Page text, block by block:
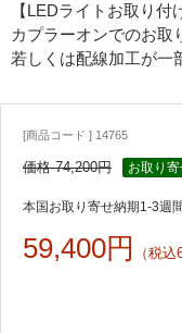
【LEDライトお取り付
カプラーオンでのお取
若しくは配線加工が一
[商品コード ] 14765
価格 74,200円 お取り
本国お取り寄せ納期1-3週間
59,400円 （税込